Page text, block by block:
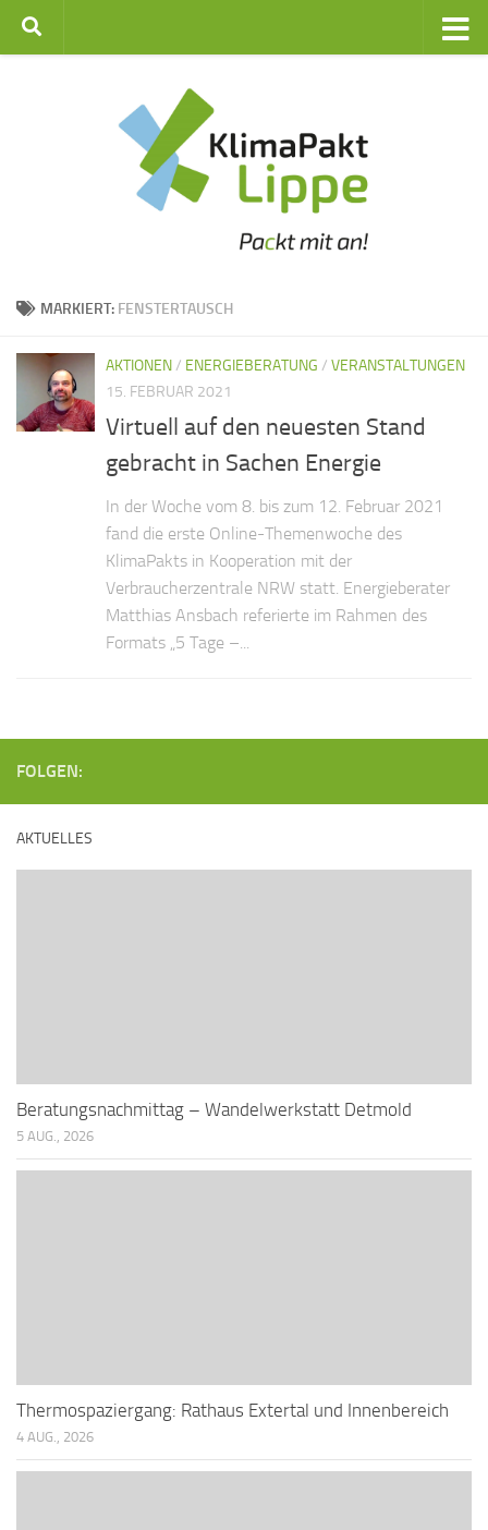
Zum Inhalt springen
MARKIERT: FENSTERTAUSCH
AKTIONEN/ ENERGIEBERATUNG / VERANSTALTUNGEN
15. FEBRUAR 2021
Virtuell auf den neuesten Stand
gebracht in Sachen Energie
In der Woche vom 8. bis zum 12. Februar 2021
fand die erste Online-Themenwoche des
KlimaPakts in Kooperation mit der
Verbraucherzentrale NRW statt. Energieberater
Matthias Ansbach referierte im Rahmen des
Formats „5 Tage –...
FOLGEN:
AKTUELLES
Beratungsnachmittag – Wandelwerkstatt Detmold
5 AUG., 2026
Thermospaziergang: Rathaus Extertal und Innenbereich
4 AUG., 2026